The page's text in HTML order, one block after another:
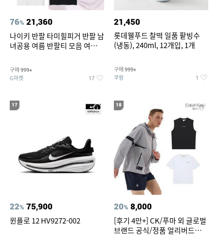
76% 21,360
나이키 반팔 타미힐피거 반팔 남
녀공용 여름 반팔티 모음 여름
구매 999+
G마켓 17
21,450
롯데웰푸드 찰떡 일품 팥빙수
(냉동), 240ml, 12개입, 1개
구매 999+
쿠팡 1
17
22% 75,900
윈플로 12 HV9272-002
18
20% 8,000
[후기 4만+] CK/푸마 외 글로벌
브랜드 공식/정품 얼리버드